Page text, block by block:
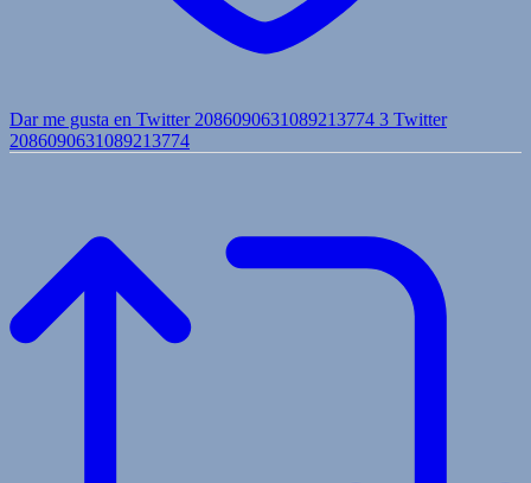
Dar me gusta en Twitter 2086090631089213774 3 Twitter
2086090631089213774